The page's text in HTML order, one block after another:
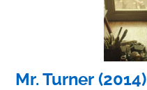
Mr. Turner (2014)